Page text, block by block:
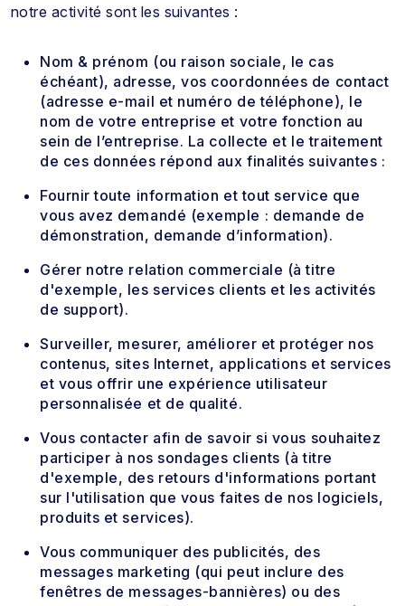
notre activité sont les suivantes :
Nom & prénom (ou raison sociale, le cas
échéant), adresse, vos coordonnées de contact
(adresse e-mail et numéro de téléphone), le
nom de votre entreprise et votre fonction au
sein de l’entreprise. La collecte et le traitement
de ces données répond aux finalités suivantes :
Fournir toute information et tout service que
vous avez demandé (exemple : demande de
démonstration, demande d’information).
Gérer notre relation commerciale (à titre
d'exemple, les services clients et les activités
de support).
Surveiller, mesurer, améliorer et protéger nos
contenus, sites Internet, applications et services
et vous offrir une expérience utilisateur
personnalisée et de qualité.
Vous contacter afin de savoir si vous souhaitez
participer à nos sondages clients (à titre
d'exemple, des retours d'informations portant
sur l'utilisation que vous faites de nos logiciels,
produits et services).
Vous communiquer des publicités, des
messages marketing (qui peut inclure des
fenêtres de messages-bannières) ou des